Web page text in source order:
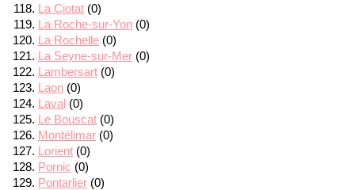
La Ciotat (0)
La Roche-sur-Yon (0)
La Rochelle (0)
La Seyne-sur-Mer (0)
Lambersart (0)
Laon (0)
Laval (0)
Le Bouscat (0)
Montélimar (0)
Lorient (0)
Pornic (0)
Pontarlier (0)